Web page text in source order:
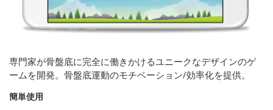
専門家が骨盤底に完全に働きかけるユニークなデザインのゲ
ームを開発。骨盤底運動のモチベーション/効率化を提供。
簡単使用